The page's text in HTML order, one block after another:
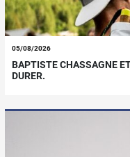
05/08/2026
BAPTISTE CHASSAGNE
DURER.